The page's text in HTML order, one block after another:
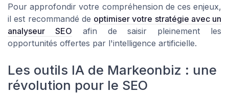
Pour approfondir votre compréhension de ces enjeux,
il est recommandé de optimiser votre stratégie avec un
analyseur SEO afin de saisir pleinement les
opportunités offertes par l'intelligence artificielle.
Les outils IA de Markeonbiz : une
révolution pour le SEO